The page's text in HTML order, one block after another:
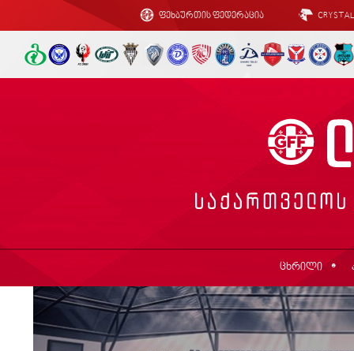
ფეხბურთის ფედერაცია
ცხრილი